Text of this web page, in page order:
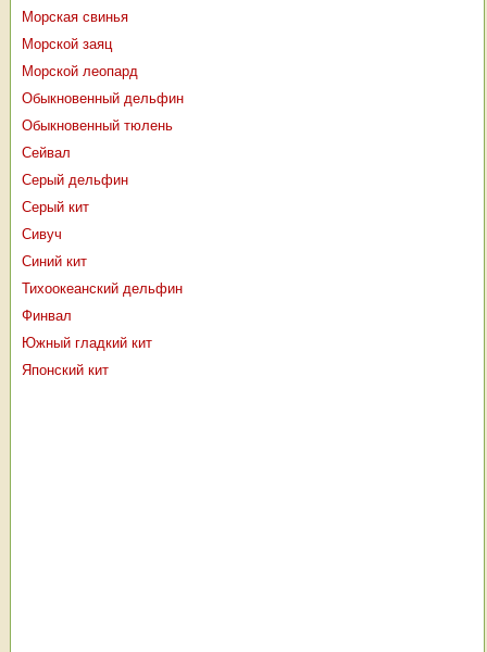
Морская свинья
Морской заяц
Морской леопард
Обыкновенный дельфин
Обыкновенный тюлень
Сейвал
Серый дельфин
Серый кит
Сивуч
Синий кит
Тихоокеанский дельфин
Финвал
Южный гладкий кит
Японский кит